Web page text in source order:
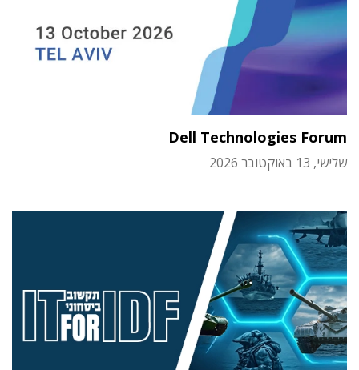
Dell Technologies Forum
שלישי, 13 באוקטובר 2026